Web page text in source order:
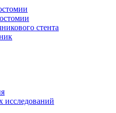
стента
исследований